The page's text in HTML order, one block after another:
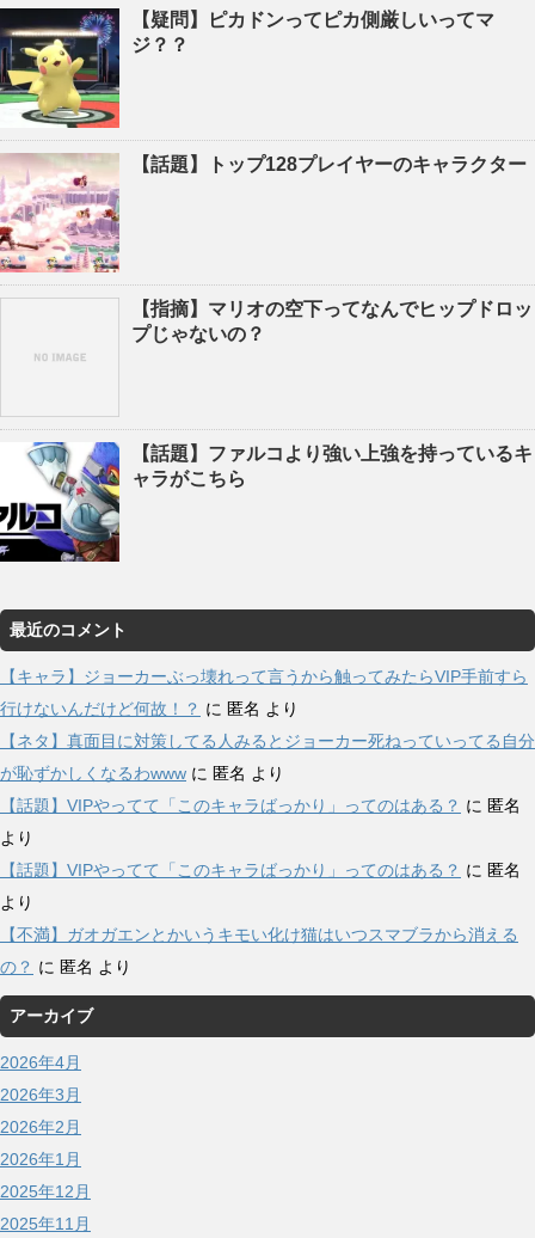
【疑問】ピカドンってピカ側厳しいってマ
ジ？？
【話題】トップ128プレイヤーのキャラクター
【指摘】マリオの空下ってなんでヒップドロッ
プじゃないの？
【話題】ファルコより強い上強を持っているキ
ャラがこちら
最近のコメント
【キャラ】ジョーカーぶっ壊れって言うから触ってみたらVIP手前すら
行けないんだけど何故！？ に 匿名 より
【ネタ】真面目に対策してる人みるとジョーカー死ねっていってる自分
が恥ずかしくなるわwww に 匿名 より
【話題】VIPやってて「このキャラばっかり」ってのはある？ に 匿名
より
【話題】VIPやってて「このキャラばっかり」ってのはある？ に 匿名
より
【不満】ガオガエンとかいうキモい化け猫はいつスマブラから消える
の？ に 匿名 より
アーカイブ
2026年4月
2026年3月
2026年2月
2026年1月
2025年12月
2025年11月